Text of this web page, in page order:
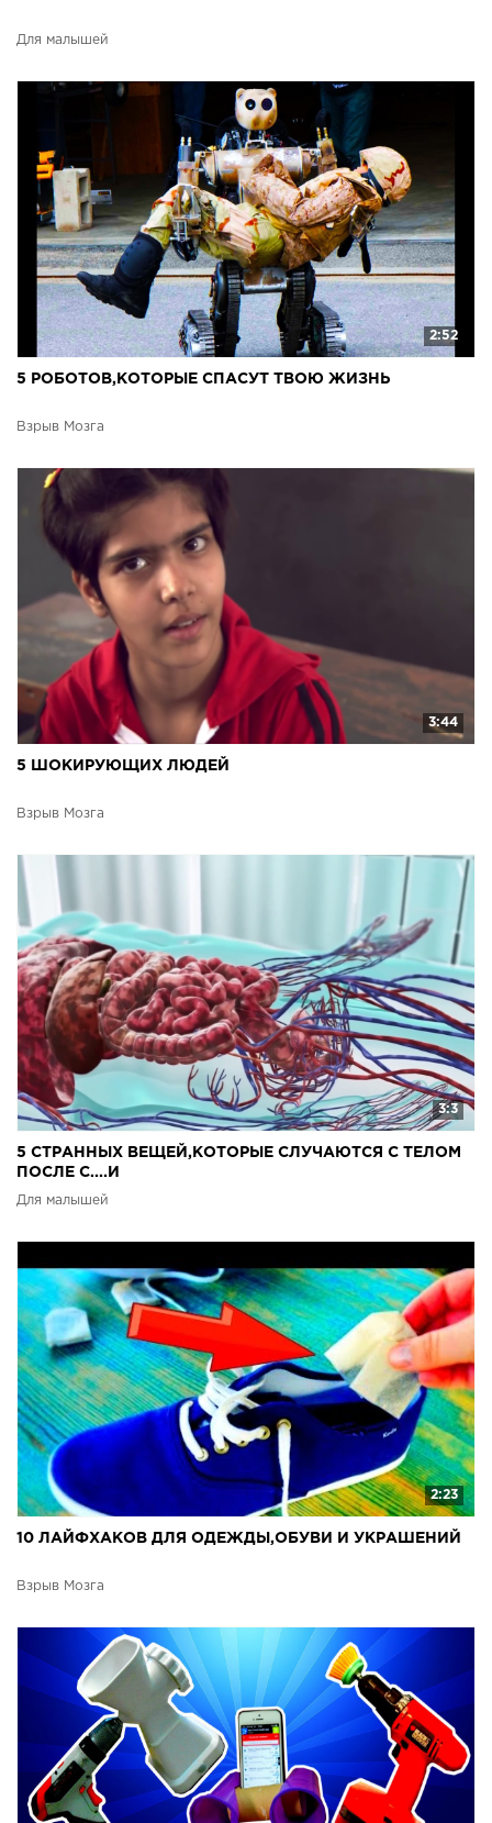
Для малышей
2:52
5 РОБОТОВ,КОТОРЫЕ СПАСУТ ТВОЮ ЖИЗНЬ
Взрыв Мозга
3:44
5 ШОКИРУЮЩИХ ЛЮДЕЙ
Взрыв Мозга
3:3
5 СТРАННЫХ ВЕЩЕЙ,КОТОРЫЕ СЛУЧАЮТСЯ С ТЕЛОМ
ПОСЛЕ С....И
Для малышей
2:23
10 ЛАЙФХАКОВ ДЛЯ ОДЕЖДЫ,ОБУВИ И УКРАШЕНИЙ
Взрыв Мозга